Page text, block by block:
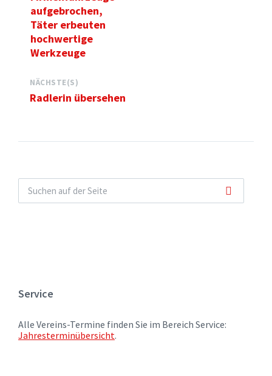
aufgebrochen,
Täter erbeuten
hochwertige
Werkzeuge
NÄCHSTE(S)
Radlerin übersehen
Service
Alle Vereins-Termine finden Sie im Bereich Service:
Jahresterminübersicht.